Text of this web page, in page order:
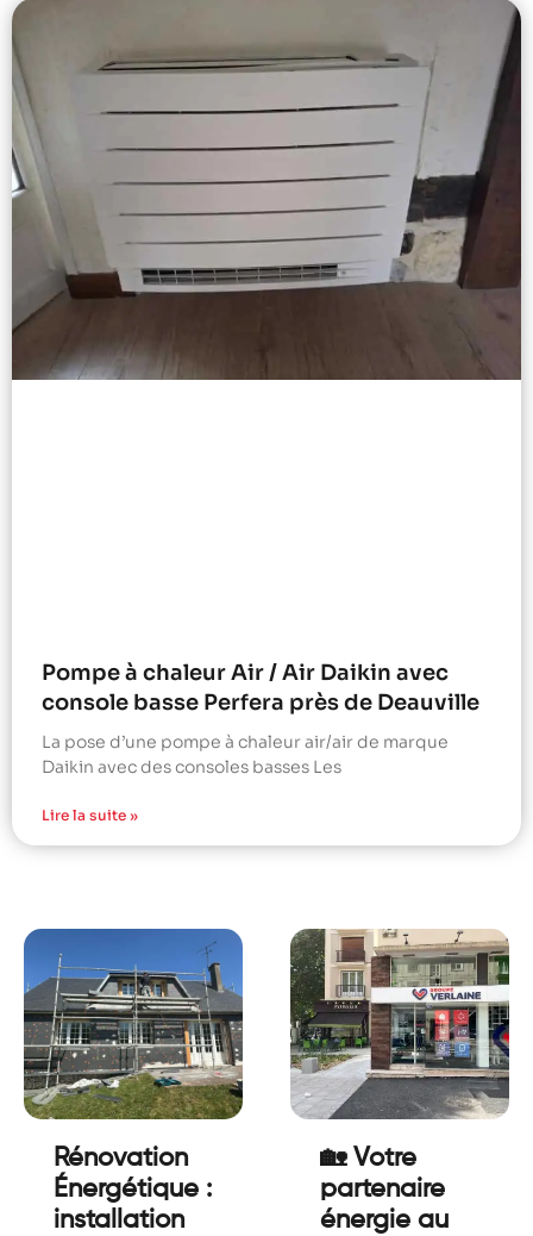
Pompe à chaleur Air / Air Daikin avec
console basse Perfera près de Deauville
La pose d’une pompe à chaleur air/air de marque
Daikin avec des consoles basses Les
Lire la suite »
Rénovation
Énergétique :
installation
🏡 Votre
partenaire
énergie au